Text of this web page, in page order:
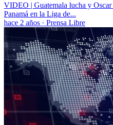
VIDEO | Guatemala lucha y Oscar
Panamá en la Liga de...
hace 2 años · Prensa Libre